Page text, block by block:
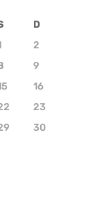
D
2
9
16
23
30